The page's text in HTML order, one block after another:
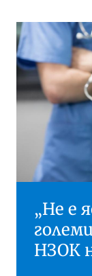
„Не е
НЗОК